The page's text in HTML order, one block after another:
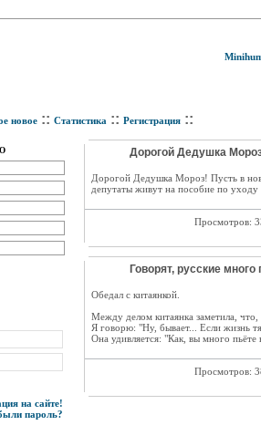
новое :: Статистика :: Регистрация ::
на сайте!
пароль?
Дорогой Дедушка
Дорогой Дедушка Мороз! Пусть в
депутаты живут на пособие по уходу
Просмотров:
Говорят, русские много
Обедал с китаянкой.
Между делом китаянка заметила,
Я говорю: "Ну, бывает... Если жизнь
Она удивляется: "Как, вы много пьёте
Просмотров: